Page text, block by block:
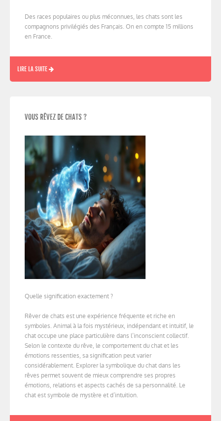
Des races populaires ou plus méconnues, les chats sont les
compagnons privilégiés des Français. On en compte 15 millions
en France.
LIRE LA SUITE
VOUS RÊVEZ DE CHATS ?
Quelle signification exactement ?
Rêver de chats est une expérience fréquente et riche en
symboles. Animal à la fois mystérieux, indépendant et intuitif, le
chat occupe une place particulière dans l’inconscient collectif.
Selon le contexte du rêve, le comportement du chat et les
émotions ressenties, sa signification peut varier
considérablement. Explorer la symbolique du chat dans les
rêves permet souvent de mieux comprendre ses propres
émotions, relations et aspects cachés de sa personnalité. Le
chat est symbole de mystère et d’intuition.